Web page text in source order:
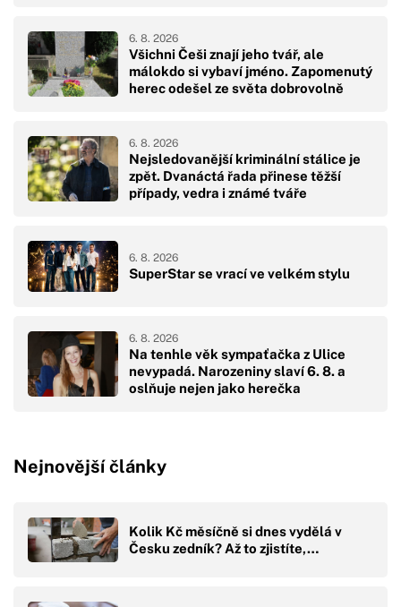
Všichni Češi znají jeho tvář, ale
málokdo si vybaví jméno. Zapomenutý
herec odešel ze světa dobrovolně
6. 8. 2026
Nejsledovanější kriminální stálice je
zpět. Dvanáctá řada přinese těžší
případy, vedra i známé tváře
6. 8. 2026
SuperStar se vrací ve velkém stylu
6. 8. 2026
Na tenhle věk sympaťačka z Ulice
nevypadá. Narozeniny slaví 6. 8. a
oslňuje nejen jako herečka
6. 8. 2026
Nejnovější články
Kolik Kč měsíčně si dnes vydělá v
Česku zedník? Až to zjistíte,…